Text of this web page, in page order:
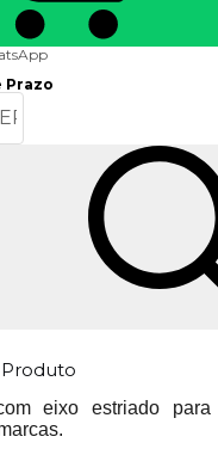
Prazo
eixo estriado para